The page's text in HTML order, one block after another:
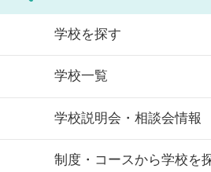
学校を探す
学校一覧
学校説明会・相談会情報
制度・コースから学校を